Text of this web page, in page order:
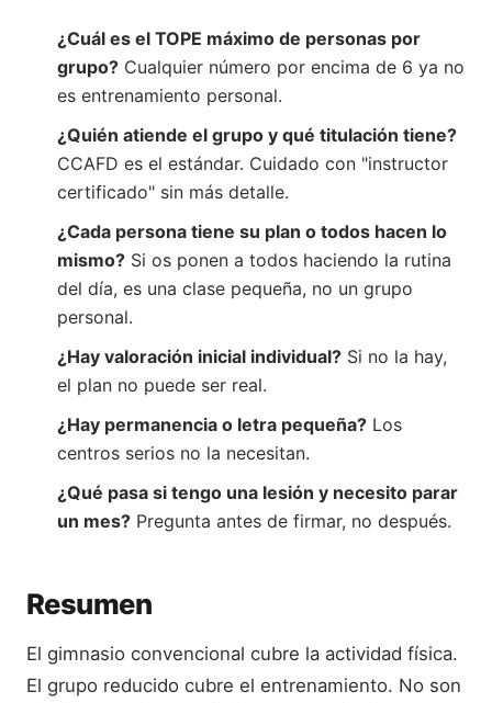
¿Cuál es el TOPE máximo de personas por
grupo? Cualquier número por encima de 6 ya no
es entrenamiento personal.
¿Quién atiende el grupo y qué titulación tiene?
CCAFD es el estándar. Cuidado con "instructor
certificado" sin más detalle.
¿Cada persona tiene su plan o todos hacen lo
mismo? Si os ponen a todos haciendo la rutina
del día, es una clase pequeña, no un grupo
personal.
¿Hay valoración inicial individual? Si no la hay,
el plan no puede ser real.
¿Hay permanencia o letra pequeña? Los
centros serios no la necesitan.
¿Qué pasa si tengo una lesión y necesito parar
un mes? Pregunta antes de firmar, no después.
Resumen
El gimnasio convencional cubre la actividad física.
El grupo reducido cubre el entrenamiento. No son